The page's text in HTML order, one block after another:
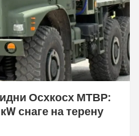
Осхкосх МТВР:
снаге на терену